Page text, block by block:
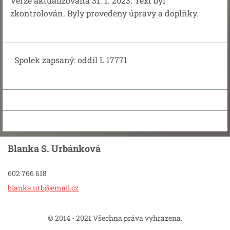
zkontrolován. Byly provedeny úpravy a doplňky.
Spolek zapsaný: oddíl L 17771
Blanka S. Urbánková
602 766 618
blanka.urb@email.cz
© 2014 - 2021 Všechna práva vyhrazena.